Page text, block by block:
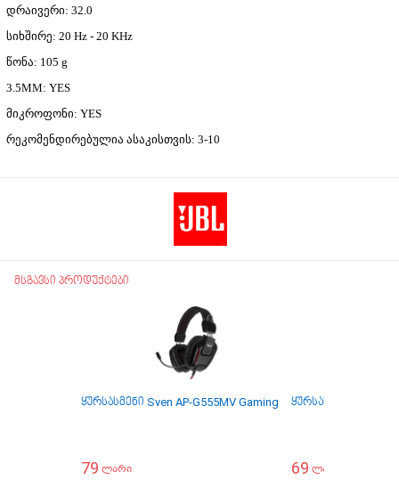
დრაივერი: 32.0
სიხშირე: 20 Hz - 20 KHz
წონა: 105 g
3.5MM: YES
მიკროფონი: YES
რეკომენდირებულია ასაკისთვის: 3-10
მსგავსი პროდუქტები
ყურსასმენი Sven AP-G555MV Gaming
79 ლარი
ყურსასმენი Sven
69 ლარი